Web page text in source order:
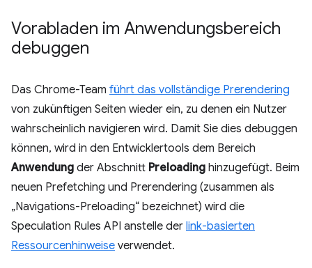
Vorabladen im Anwendungsbereich
debuggen
Das Chrome-Team führt das vollständige Prerendering
von zukünftigen Seiten wieder ein, zu denen ein Nutzer
wahrscheinlich navigieren wird. Damit Sie dies debuggen
können, wird in den Entwicklertools dem Bereich
Anwendung der Abschnitt Preloading hinzugefügt. Beim
neuen Prefetching und Prerendering (zusammen als
„Navigations-Preloading“ bezeichnet) wird die
Speculation Rules API anstelle der link-basierten
Ressourcenhinweise verwendet.